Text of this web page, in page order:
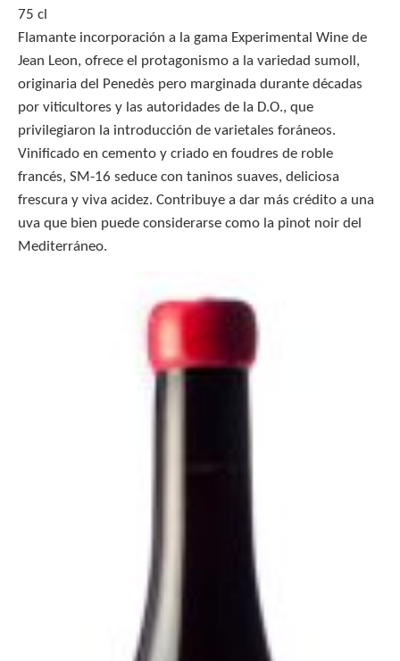
75 cl
Flamante incorporación a la gama Experimental Wine de
Jean Leon, ofrece el protagonismo a la variedad sumoll,
originaria del Penedès pero marginada durante décadas
por viticultores y las autoridades de la D.O., que
privilegiaron la introducción de varietales foráneos.
Vinificado en cemento y criado en foudres de roble
francés, SM-16 seduce con taninos suaves, deliciosa
frescura y viva acidez. Contribuye a dar más crédito a una
uva que bien puede considerarse como la pinot noir del
Mediterráneo.